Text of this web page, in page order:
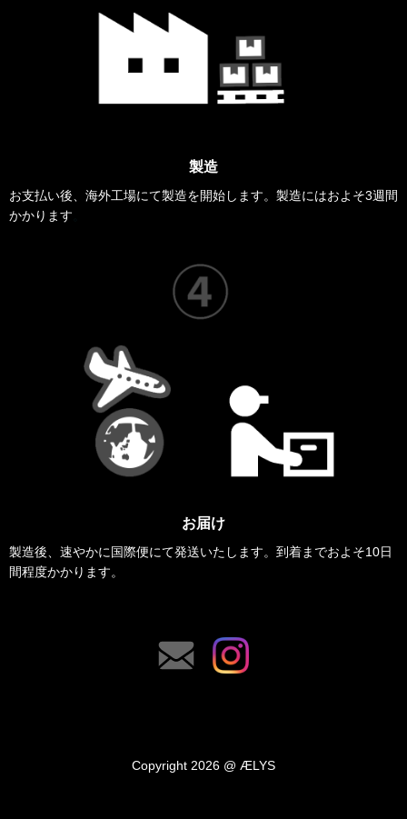
製造
お支払い後、海外工場にて製造を開始します。製造にはおよそ3週間
かかります
お届け
製造後、速やかに国際便にて発送いたします。到着までおよそ10日
間程度かかります。
Copyright 2026 @ ÆLYS